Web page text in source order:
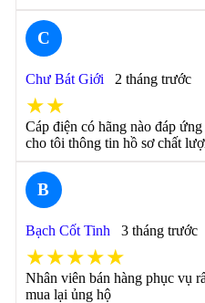
C
Chư Bát Giới 2 tháng trước
★★
Cáp điện có hãng nào đáp
cho tôi thông tin hồ sơ chất
B
Bạch Cốt Tinh 3 tháng trước
★★★★★
Nhân viên bán hàng phục vụ
mua lại ủng hộ